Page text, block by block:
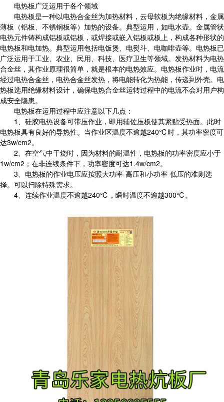
电热板广泛运用于各个领域
电热板是一种以电热合金丝为加热材料，云母软板为绝缘材料，金属
薄板（铝板、不锈钢板等）加热的设备。典型运用，如电水壶。金属管状
电热元件铸构成铝板或铝板，或焊接或嵌入铝板或板上，构成各种形状的
电热板和电加热。典型运用包括电饭煲、电熨斗、电咖啡壶等。电热板已
广泛运用于工业、农业、民用、科技、医疗卫生等领域。发热材料为电热
合金丝，其作业原理很简单，就是根本的电热效应。电热板作业时，电流
经过电热合金丝，电热合金丝发热，将电能转化为热能，传递到外壳。电
热板选用绝缘材料设计，确保电热合金丝运转过程中的电流不会对用户构
成安全隐患。
电热板在运用过程中应注意以下几点：
1、硅胶电热设备可带压作业，即用辅佐压板使其紧贴受热面。此时
电热板具有良好的导热性。当作业区温度不逾越240℃时，其功率密度可
达3w/cm2。
2、在空气中干烧时，因为材料的耐温性，电热板的功率密度应小于
1w/cm2；在非连续条件下，功率密度可达1.4w/cm2。
3、电热板的作业电压应按照大功率-高压和小功率-低压的准则选
择。可以扫除特殊需求。
4、连续作业温度不逾越240℃，瞬时温度不逾越300℃。